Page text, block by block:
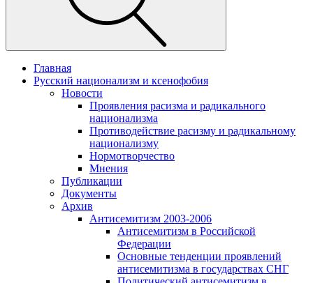
Главная
Русский национализм и ксенофобия
Новости
Проявления расизма и радикального
национализма
Противодействие расизму и радикальному
национализму
Нормотворчество
Мнения
Публикации
Документы
Архив
Антисемитизм 2003-2006
Антисемитизм в Российской
Федерации
Основные тенденции проявлений
антисемитизма в государствах СНГ